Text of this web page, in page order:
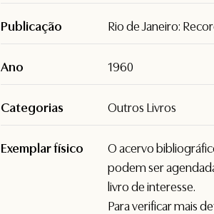
Publicação Rio de Janeiro:
Ano 1960
Categorias Outros Livros
Exemplar físico
O acervo
podem ser
livro de interesse.
Para verificar mais